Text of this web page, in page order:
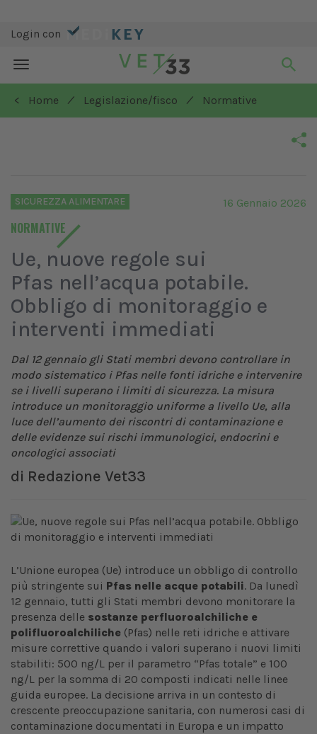
Login con
Toggle
navigation
< Home
/ Legislazione/fisco / Normative
SICUREZZA ALIMENTARE
NORMATIVE
16 Gennaio 2026
Ue, nuove regole sui
Pfas nell’acqua potabile.
Obbligo di monitoraggio e
interventi immediati
Dal 12 gennaio gli Stati membri devono controllare in
modo sistematico i Pfas nelle fonti idriche e intervenire
se i livelli superano i limiti di sicurezza. La misura
introduce un monitoraggio uniforme a livello Ue, alla
luce dell’aumento dei riscontri di contaminazione e
delle evidenze sui rischi immunologici, endocrini e
oncologici associati
di Redazione Vet33
L’Unione europea (Ue) introduce un obbligo di controllo
più stringente sui Pfas nelle acque potabili. Da lunedì
12 gennaio, tutti gli Stati membri devono monitorare la
presenza delle sostanze perfluoroalchiliche e
polifluoroalchiliche (Pfas) nelle reti idriche e attivare
misure correttive quando i valori superano i nuovi limiti
stabiliti: 500 ng/L per il parametro “Pfas totale” e 100
ng/L per la somma di 20 composti indicati nelle linee
guida europee. La decisione arriva in un contesto di
crescente preoccupazione sanitaria, con numerosi casi di
contaminazione documentati in Europa e un impatto